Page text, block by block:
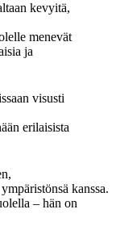
kevyitä,
menevät
ja
visusti
erilaisista
kanssa.
– hän on